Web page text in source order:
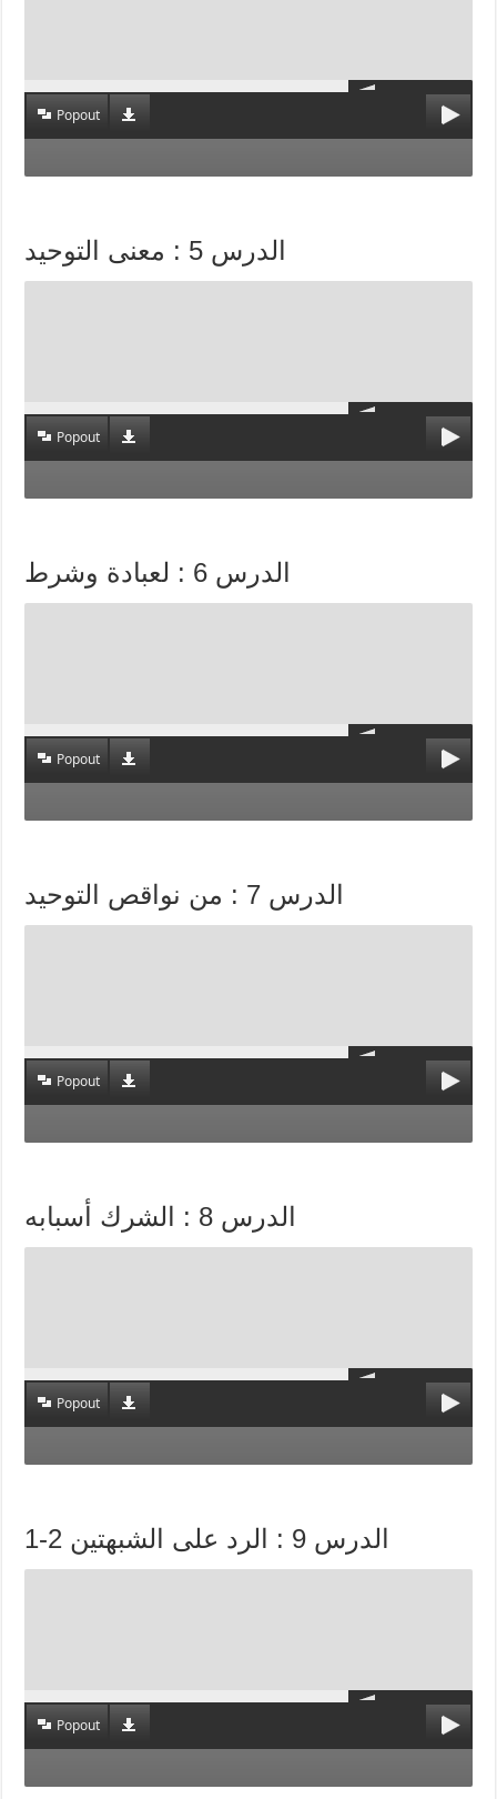
Popout
الدرس 5 : معنى التوحيد
Popout
الدرس 6 : لعبادة وشرط
Popout
الدرس 7 : من نواقص التوحيد
Popout
الدرس 8 : الشرك أسبابه
Popout
الدرس 9 : الرد على الشبهتين 2-1
Popout